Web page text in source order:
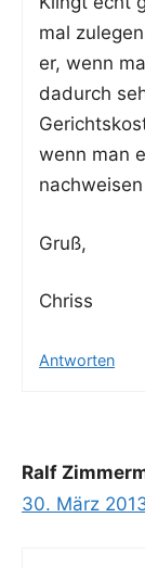
mal
er, wenn
dadurch
wenn man
Gruß,
Chriss
Antworten
Ralf
30. März